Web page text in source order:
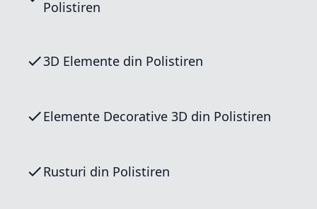
Polistiren
3D Elemente din Polistiren
Elemente Decorative 3D din Polistiren
Rusturi din Polistiren